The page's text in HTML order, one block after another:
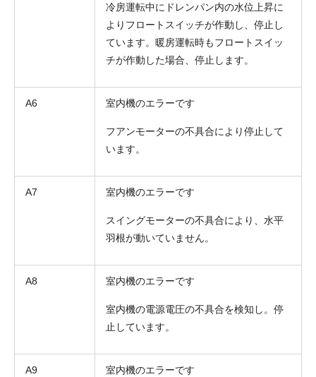
冷房運転中にドレンパン内の水位上昇に
よりフロートスイッチが作動し、停止し
ています。暖房運転時もフロートスイッ
チが作動した場合、停止します。
A6 室内機のエラーです
フアンモーターの不具合により停止して
います。
A7 室内機のエラーです
スイングモーターの不具合により、水平
羽根が動いていません。
A8 室内機のエラーです
室内機の電源電圧の不具合を検知し。停
止しています。
A9 室内機のエラーです